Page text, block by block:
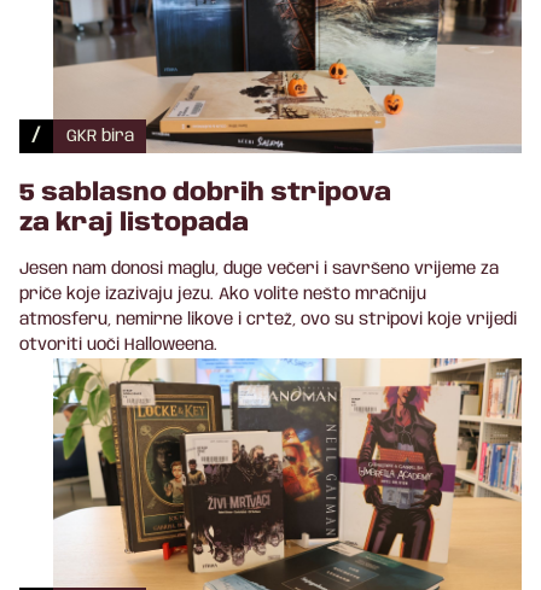
/ GKR bira
5 sablasno dobrih stripova
za kraj listopada
Jesen nam donosi maglu, duge večeri i savršeno vrijeme za
priče koje izazivaju jezu. Ako volite nešto mračniju
atmosferu, nemirne likove i crtež, ovo su stripovi koje vrijedi
otvoriti uoči Halloweena.